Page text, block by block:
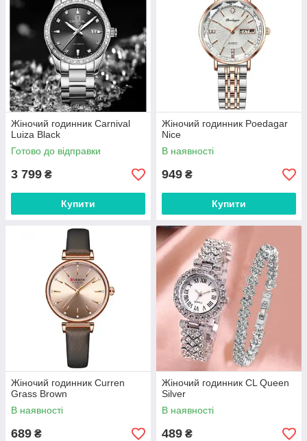
Жіночий годинник Carnival
Luiza Black
Готово до відправки
3 799 ₴
Купити
Жіночий годинник Poedagar
Nice
В наявності
949 ₴
Купити
Жіночий годинник Curren
Grass Brown
В наявності
689 ₴
Жіночий годинник CL Queen
Silver
В наявності
489 ₴